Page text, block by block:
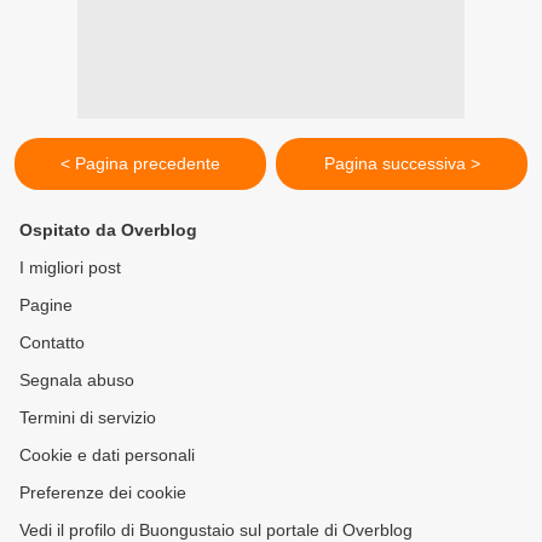
< Pagina precedente Pagina successiva >
Ospitato da Overblog
I migliori post
Pagine
Contatto
Segnala abuso
Termini di servizio
Cookie e dati personali
Preferenze dei cookie
Vedi il profilo di Buongustaio sul portale di Overblog